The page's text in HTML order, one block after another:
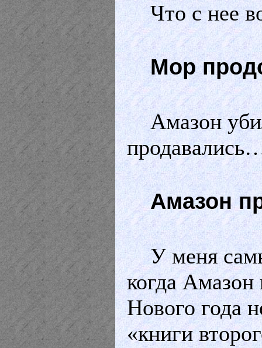
Что с нее
Мор
Амазон
Амазон
У меня
когда
Нового года
«книги